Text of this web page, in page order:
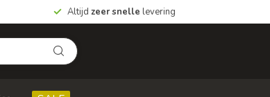
Altijd zeer snelle levering